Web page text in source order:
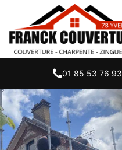
01 85 53 76 93